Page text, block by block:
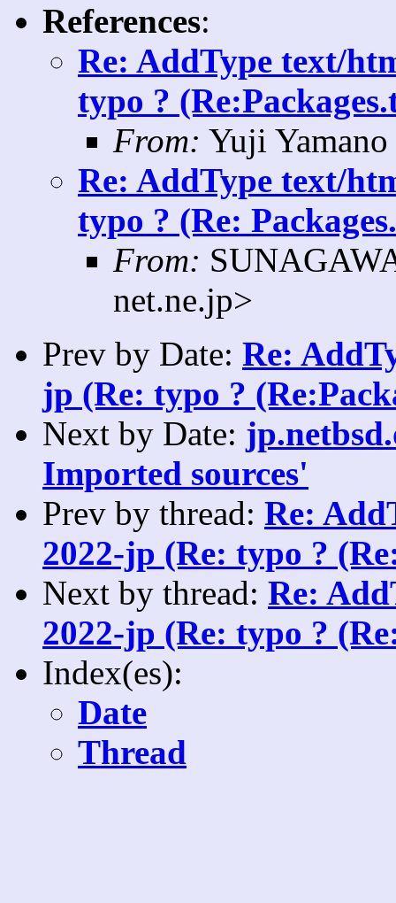
References:
Re: AddType text/
typo ?
From: Yuji
Re: AddType text/
typo ? (Re:
From:
net.ne.jp>
Prev by Date: Re:
jp (Re: typo ?
Next by Date:
Imported sources'
Prev by thread: Re:
2022-jp (Re: typo ?
Next by thread: Re:
2022-jp (Re: typo ?
Index(es):
Date
Thread